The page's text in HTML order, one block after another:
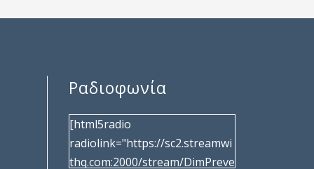
Ραδιοφωνία
[html5radio
radiolink="https://sc2.streamwi
thq.com:2000/stream/DimPreve